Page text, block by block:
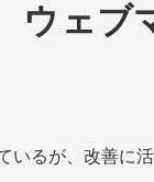
ウェブ
いるが、改善に